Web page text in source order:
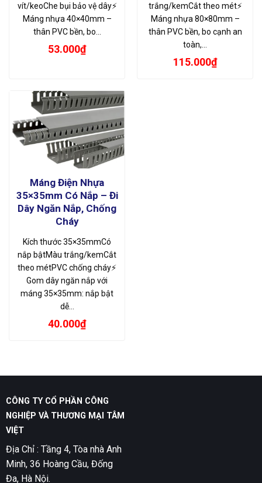
vít/keoChe bụi bảo vệ dây⚡
Máng nhựa 40×40mm –
thân PVC bền, bo…
53.000₫
trắng/kemCắt theo mét⚡
Máng nhựa 80×80mm –
thân PVC bền, bo cạnh an
toàn,…
115.000₫
Máng Điện Nhựa
35×35mm Có Nắp – Đi
Dây Ngăn Nắp, Chống
Cháy
Kích thước 35×35mmCó
nắp bậtMàu trắng/kemCắt
theo métPVC chống cháy⚡
Gom dây ngăn nắp với
máng 35×35mm: nắp bật
dễ…
40.000₫
CÔNG TY CỔ PHẦN CÔNG
NGHIỆP VÀ THƯƠNG MẠI TÂM
VIỆT
Địa Chỉ : Tầng 4, Tòa nhà Anh
Minh, 36 Hoàng Cầu, Đống
Đa, Hà Nội.